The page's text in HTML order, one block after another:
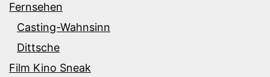
Fernsehen
Casting-Wahnsinn
Dittsche
Film Kino Sneak